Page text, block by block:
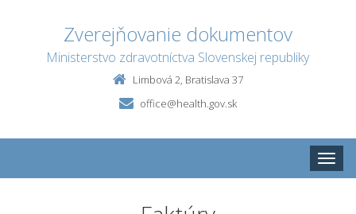
Zverejňovanie dokumentov
Ministerstvo zdravotníctva Slovenskej republiky
Limbová 2, Bratislava 37
office@health.gov.sk
Toggle